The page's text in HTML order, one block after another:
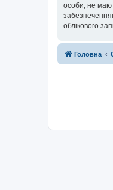
особи, не
облікового
Головна